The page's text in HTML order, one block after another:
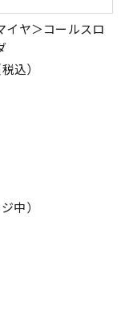
イヤ＞コールスロ
込）
中）